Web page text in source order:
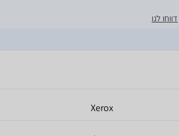
דווחו לנו
Xerox